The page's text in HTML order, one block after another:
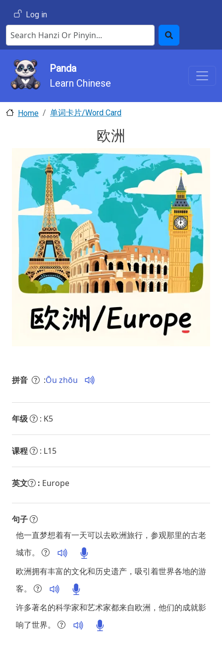
User account menu
Log in
Search Hanzi or Pinyin
Search
Panda
Learn Chinese
Home 单词卡片/Word Card
欧洲
拼音 :Ōu zhōu
年级 : K5
课程 : L15
英文 : Europe
句子
他一直梦想着有一天可以去欧洲旅行，参观那里的古老
城市。
欧洲拥有丰富的文化和历史遗产，吸引着世界各地的游
客。
许多著名的科学家和艺术家都来自欧洲，他们的成就影
响了世界。